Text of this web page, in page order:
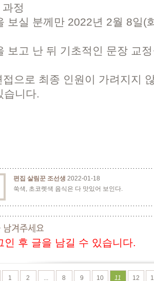
정
보실 분께만 2022년 2월 8일(
보고 난 뒤 기초적인 문장 교
접으로 최종 인원이 가려지지
습니다.
편집 살림꾼 조선생 2022-01-18
쑥색, 초코렛색 음식은 다 맛있어 보인다.
후 글을 남길 수 있습니다.
1 2 ... 8 9 10 11 12